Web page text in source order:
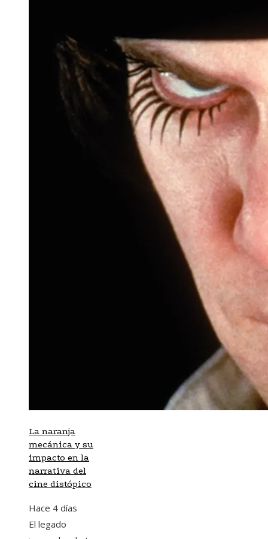
La naranja
mecánica y su
impacto en la
narrativa del
cine distópico
Hace 4 días
El legado